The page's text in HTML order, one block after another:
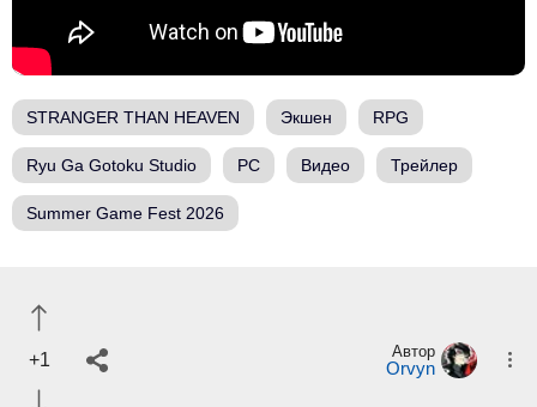
STRANGER THAN HEAVEN Экшен RPG
Ryu Ga Gotoku Studio PC Видео Трейлер
Summer Game Fest 2026
+1 Автор
Orvyn